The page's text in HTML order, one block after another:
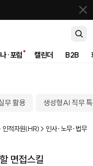
·포럼 캘린더 B2B
무 활용 생성형AI 직무
인적자원(HR) > 인사∙노무∙법무
면접스킬